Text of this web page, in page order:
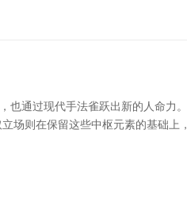
也通过现代手法雀跃出新的人命力
场则在保留这些中枢元素的基础上